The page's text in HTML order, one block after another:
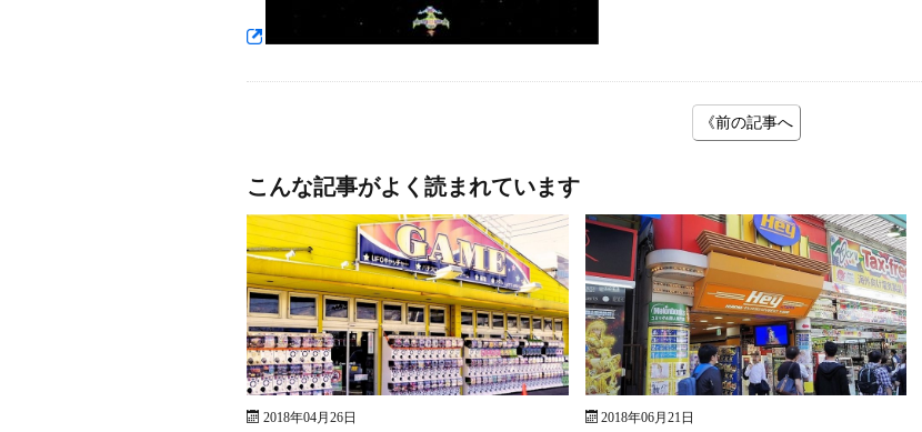
《前の記事へ
こんな記事がよく読まれています
2018年04月26日 2018年06月21日